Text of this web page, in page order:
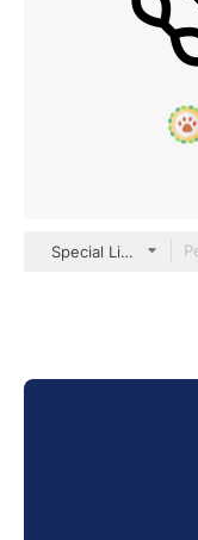
Special Lineal